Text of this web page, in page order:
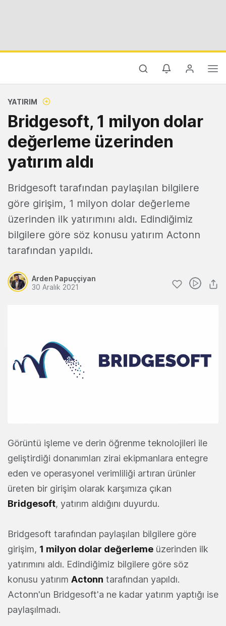
YATIRIM
Bridgesoft, 1 milyon dolar
değerleme üzerinden
yatırım aldı
Bridgesoft tarafından paylaşılan bilgilere
göre girişim, 1 milyon dolar değerleme
üzerinden ilk yatırımını aldı. Edindiğimiz
bilgilere göre söz konusu yatırım Actonn
tarafından yapıldı.
Arden Papuççiyan
30 Aralık 2021
Görüntü işleme ve derin öğrenme teknolojileri ile
geliştirdiği donanımları zirai ekipmanlara entegre
eden ve operasyonel verimliliği artıran ürünler
üreten bir girişim olarak karşımıza çıkan
Bridgesoft, yatırım aldığını duyurdu.
Bridgesoft tarafından paylaşılan bilgilere göre
girişim, 1 milyon dolar değerleme üzerinden ilk
yatırımını aldı. Edindiğimiz bilgilere göre söz
konusu yatırım Actonn tarafından yapıldı.
Actonn'un Bridgesoft'a ne kadar yatırım yaptığı ise
paylaşılmadı.